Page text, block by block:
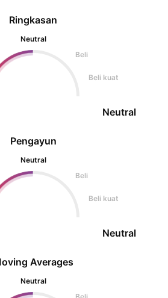
Pengayun
Neutral
Beli
Beli kuat
Neutral
Ringkasan
Neutral
Beli
Beli kuat
Neutral
Averages
Neutral